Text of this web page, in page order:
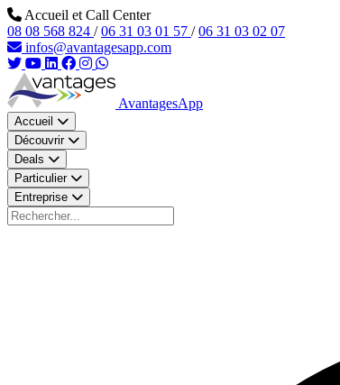
Aller au contenu principal
Accueil et Call Center
08 08 568 824 / 06 31 03 01 57 / 06 31 03 02 07
infos@avantagesapp.com
AvantagesApp
Accueil
Découvrir
Deals
Particulier
Entreprise